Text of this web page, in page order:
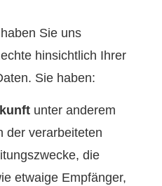
Sie uns
hinsichtlich Ihrer
Sie haben:
unter anderem
der verarbeiteten
die
etwaige Empfänger,